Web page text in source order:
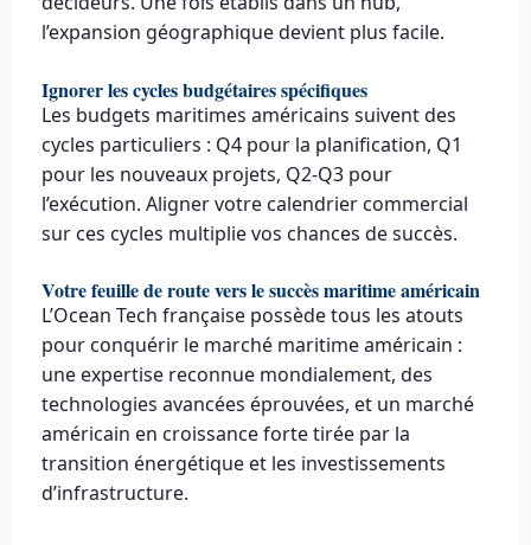
l’expansion géographique devient plus facile.
Ignorer les cycles budgétaires spécifiques
Les budgets maritimes américains suivent des
cycles particuliers : Q4 pour la planification, Q1
pour les nouveaux projets, Q2-Q3 pour
l’exécution. Aligner votre calendrier commercial
sur ces cycles multiplie vos chances de succès.
Votre feuille de route vers le succès maritime américain
L’Ocean Tech française possède tous les atouts
pour conquérir le marché maritime américain :
une expertise reconnue mondialement, des
technologies avancées éprouvées, et un marché
américain en croissance forte tirée par la
transition énergétique et les investissements
d’infrastructure.